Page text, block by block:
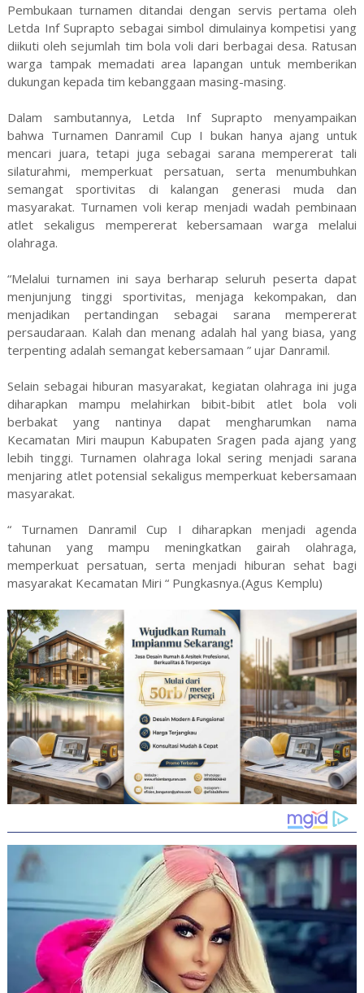
Pembukaan turnamen ditandai dengan servis pertama oleh
Letda Inf Suprapto sebagai simbol dimulainya kompetisi yang
diikuti oleh sejumlah tim bola voli dari berbagai desa. Ratusan
warga tampak memadati area lapangan untuk memberikan
dukungan kepada tim kebanggaan masing-masing.
Dalam sambutannya, Letda Inf Suprapto menyampaikan
bahwa Turnamen Danramil Cup I bukan hanya ajang untuk
mencari juara, tetapi juga sebagai sarana mempererat tali
silaturahmi, memperkuat persatuan, serta menumbuhkan
semangat sportivitas di kalangan generasi muda dan
masyarakat. Turnamen voli kerap menjadi wadah pembinaan
atlet sekaligus mempererat kebersamaan warga melalui
olahraga.
“Melalui turnamen ini saya berharap seluruh peserta dapat
menjunjung tinggi sportivitas, menjaga kekompakan, dan
menjadikan pertandingan sebagai sarana mempererat
persaudaraan. Kalah dan menang adalah hal yang biasa, yang
terpenting adalah semangat kebersamaan ” ujar Danramil.
Selain sebagai hiburan masyarakat, kegiatan olahraga ini juga
diharapkan mampu melahirkan bibit-bibit atlet bola voli
berbakat yang nantinya dapat mengharumkan nama
Kecamatan Miri maupun Kabupaten Sragen pada ajang yang
lebih tinggi. Turnamen olahraga lokal sering menjadi sarana
menjaring atlet potensial sekaligus memperkuat kebersamaan
masyarakat.
“ Turnamen Danramil Cup I diharapkan menjadi agenda
tahunan yang mampu meningkatkan gairah olahraga,
memperkuat persatuan, serta menjadi hiburan sehat bagi
masyarakat Kecamatan Miri “ Pungkasnya.(Agus Kemplu)